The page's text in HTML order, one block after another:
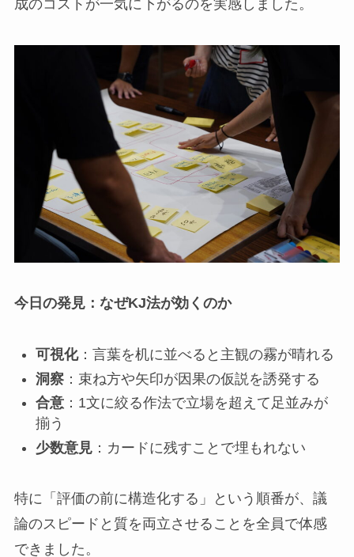
成のコストが一気に下がるのを実感しました。
今日の発見：なぜKJ法が効くのか
可視化：言葉を机に並べると主観の霧が晴れる
洞察：束ね方や矢印が因果の仮説を誘発する
合意：1文に絞る作法で立場を超えて足並みが
揃う
少数意見：カードに残すことで埋もれない
特に「評価の前に構造化する」という順番が、議
論のスピードと質を両立させることを全員で体感
できました。